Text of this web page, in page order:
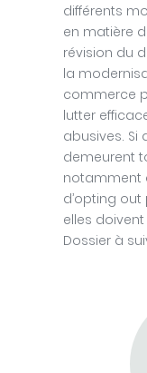
différents
en matière
révision du
la
commerce
lutter
abusives.
demeurent
notamment
d’opting
elles
Dossier à